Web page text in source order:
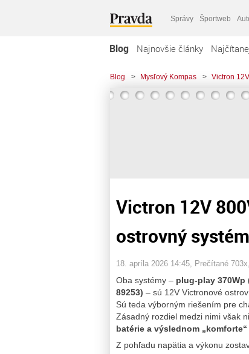
Správy Športweb
Blog Najnovšie články
Blog > Mysľový Kompas > Victron
Victron 12V
ostrovný
18. apríla 2026 14:45 , Prečítané 703x,
Oba systémy – plug‑play 370Wp
89253) – sú 12V Victronové
Sú teda výborným riešením pre
Zásadný rozdiel medzi nimi však
batérie a výslednom
Z pohľadu napätia a výkonu